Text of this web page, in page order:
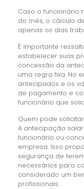
Caso o funcionário
do mês, o cálculo
apenas os dias
É importante
estabelecer suas
concessão da
uma regra fixa. No
antecipados e os
de pagamento e
funcionário que
Quem pode
A antecipação
funcionário ou
empresa. Isso
segurança de
necessários para
considerado um
profissionais.